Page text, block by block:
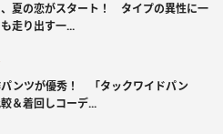
夏の恋がスタート！ タイプの異性に一
走り出す一...
ンツが優秀！ 「タックワイドパン
＆着回しコーデ...